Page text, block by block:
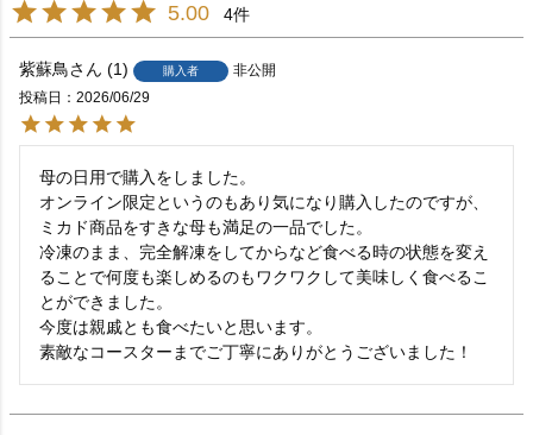
5.00 4
紫蘇鳥 1 購入者
非公開
投稿日
2026/06/29
母の日用で購入をしました。
オンライン限定というのもあり気になり購入したのですが、
ミカド商品をすきな母も満足の一品でした。
冷凍のまま、完全解凍をしてからなど食べる時の状態を変え
ることで何度も楽しめるのもワクワクして美味しく食べるこ
とができました。
今度は親戚とも食べたいと思います。
素敵なコースターまでご丁寧にありがとうございました！